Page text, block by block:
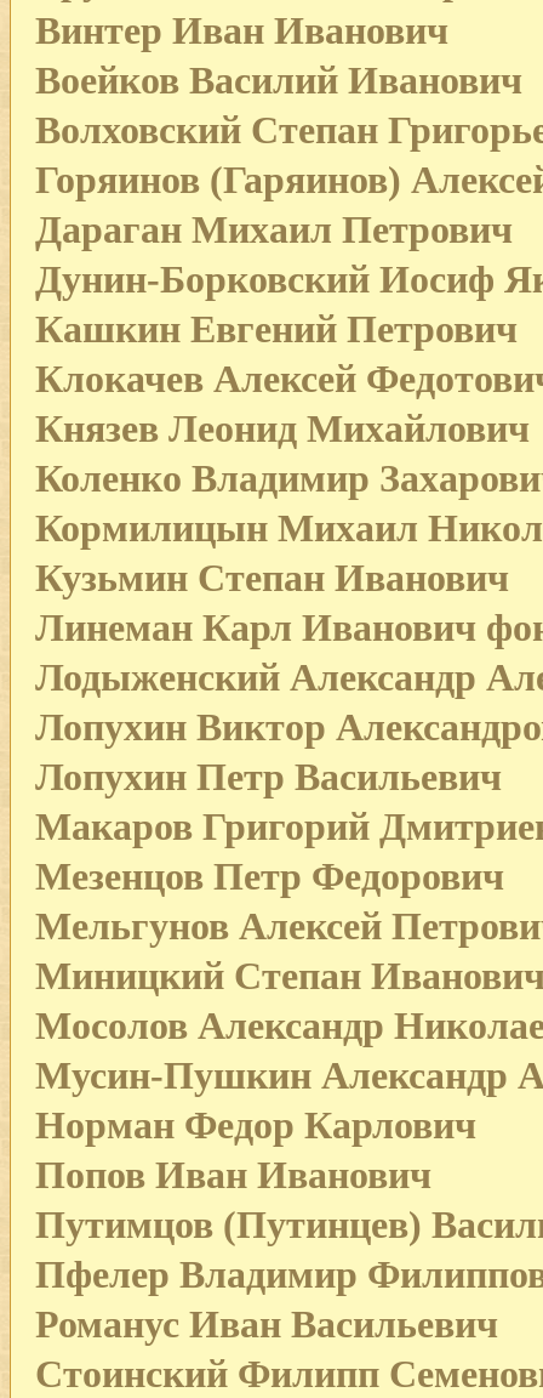
Винтер Иван Иванович
Воейков Василий Иванович
Волховский Степан
Горяинов (Гаряинов)
Дараган Михаил Петрович
Дунин-Борковский Иосиф
Кашкин Евгений Петрович
Клокачев Алексей
Князев Леонид Михайлович
Коленко Владимир
Кормилицын Михаил
Кузьмин Степан Иванович
Линеман Карл Иванович
Лодыженский Александр
Лопухин Виктор
Лопухин Петр Васильевич
Макаров Григорий
Мезенцов Петр Федорович
Мельгунов Алексей
Миницкий Степан
Мосолов Александр
Мусин-Пушкин Александр
Норман Федор Карлович
Попов Иван Иванович
Путимцов (Путинцев)
Пфелер Владимир
Романус Иван Васильевич
Стоинский Филипп